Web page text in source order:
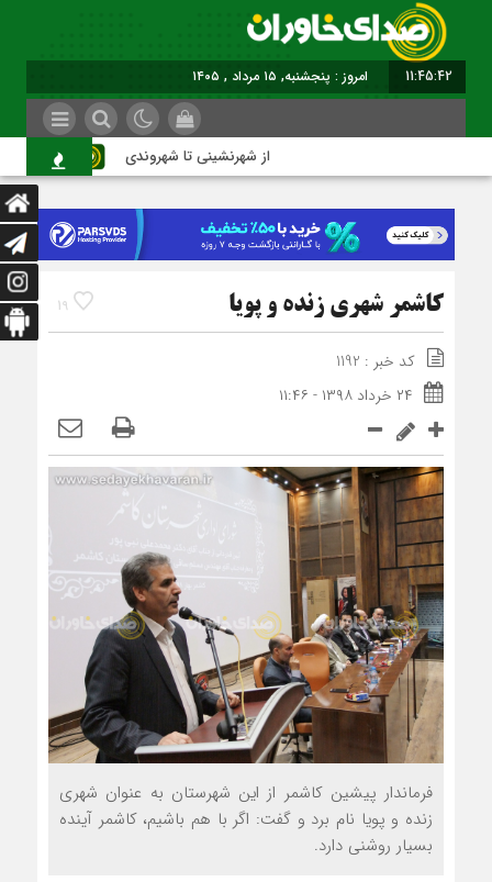
11:45:43 امروز : پنجشنبه, ۱۵ مرداد , ۱۴۰۵
از شهرنشینی تا شهروندی
19 کاشمر شهری زنده و پویا
کد خبر : 1192
۲۴ خرداد ۱۳۹۸ - ۱۱:۴۶
فرماندار پیشین کاشمر از این شهرستان به عنوان شهری
زنده و پویا نام برد و گفت: اگر با هم باشیم، کاشمر آینده
بسیار روشنی دارد.